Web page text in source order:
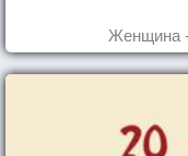
Женщина -